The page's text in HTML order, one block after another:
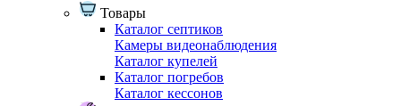
Товары
Каталог септиков
Камеры видеонаблюдения
Каталог купелей
Каталог погребов
Каталог кессонов